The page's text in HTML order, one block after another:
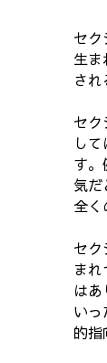
セク
生
され
セク
し
す。
気だ
全く
セク
ま
は
いっ
的指